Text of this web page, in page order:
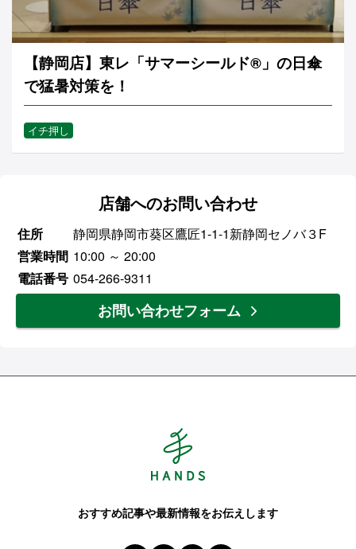
【静岡店】東レ「サマーシールド®」の日傘
で猛暑対策を！
イチ押し
店舗へのお問い合わせ
住所
静岡県静岡市葵区鷹匠1-1-1新静岡セノバ３F
営業時間 10:00 ～ 20:00
電話番号 054-266-9311
お問い合わせフォーム
おすすめ記事や最新情報をお伝えします